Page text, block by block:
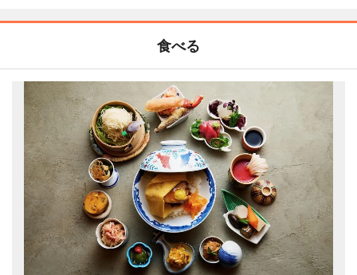
食べる